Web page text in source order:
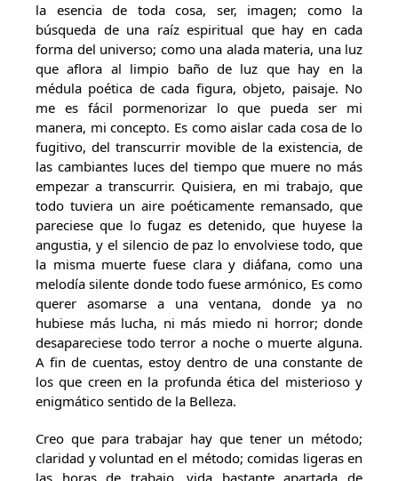
la esencia de toda cosa, ser, imagen; como la
búsqueda de una raíz espiritual que hay en cada
forma del universo; como una alada materia, una luz
que aflora al limpio baño de luz que hay en la
médula poética de cada figura, objeto, paisaje. No
me es fácil pormenorizar lo que pueda ser mi
manera, mi concepto. Es como aislar cada cosa de lo
fugitivo, del transcurrir movible de la existencia, de
las cambiantes luces del tiempo que muere no más
empezar a transcurrir. Quisiera, en mi trabajo, que
todo tuviera un aire poéticamente remansado, que
pareciese que lo fugaz es detenido, que huyese la
angustia, y el silencio de paz lo envolviese todo, que
la misma muerte fuese clara y diáfana, como una
melodía silente donde todo fuese armónico, Es como
querer asomarse a una ventana, donde ya no
hubiese más lucha, ni más miedo ni horror; donde
desapareciese todo terror a noche o muerte alguna.
A fin de cuentas, estoy dentro de una constante de
los que creen en la profunda ética del misterioso y
enigmático sentido de la Belleza.
Creo que para trabajar hay que tener un método;
claridad y voluntad en el método; comidas ligeras en
las horas de trabajo, vida bastante apartada de